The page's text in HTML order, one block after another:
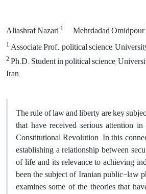
Aliashraf Nazari1 Mehrdadad Omidpour
1Associate Prof., political science,
2Ph.D. Student in political science,
Iran
The rule of law and liberty are key
that have received serious attention
Constitutional Revolution. In this
establishing a relationship between
of life and its relevance to achieving
been the subject of Iranian public-law
examines some of the theories that